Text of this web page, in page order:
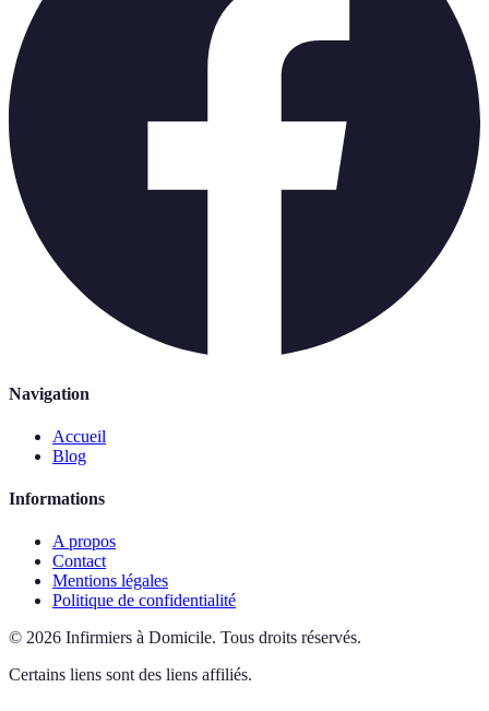
Navigation
Accueil
Blog
Informations
A propos
Contact
Mentions légales
Politique de confidentialité
© 2026 Infirmiers à Domicile. Tous droits réservés.
Certains liens sont des liens affiliés.